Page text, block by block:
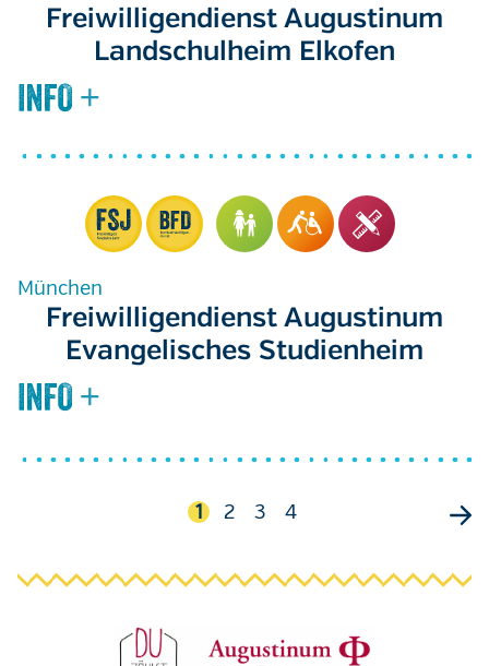
Freiwilligendienst Augustinum
Landschulheim Elkofen
München
Freiwilligendienst Augustinum
Evangelisches Studienheim
Aktuelle
1 Seite
2 Seite
3 Seite
4